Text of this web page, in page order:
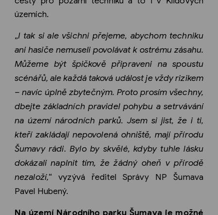
územích.
„I tak si ale všichni přejeme, abychom techniku
ani hasiče nemuseli povolávat k ostrému zásahu.
Můžeme být špičkově připraveni na spoustu
scénářů, ale každá taková událost je vždy rizikem
– navíc úplně zbytečným. Proto prosím všechny,
dbejte základních pravidel pohybu a setrvávání
na území národních parků. Jsem si jist, že i ti,
kteří zakládají nepovolená ohniště, mají přírodu
Šumavy rádi. Bylo by skvělé, kdyby tuhle lásku
dokázali naplnit tím, že žádný oheň v přírodě
nezaloží,“ vyzývá ředitel Správy NP Šumava
Pavel Hubený.
Na území Národního parku Šumava je možné